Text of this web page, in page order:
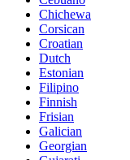
Chichewa
Corsican
Croatian
Dutch
Estonian
Filipino
Finnish
Frisian
Galician
Georgian